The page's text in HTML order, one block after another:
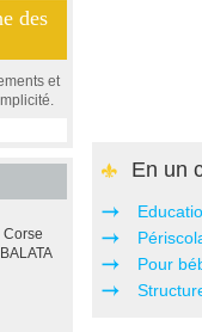
des
et
Corse
En un
Pour